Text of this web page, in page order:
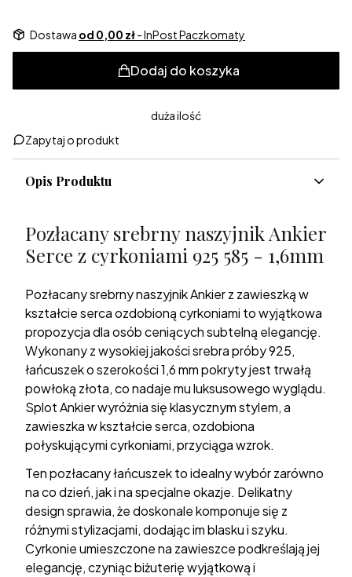
Dostawa od 0,00 zł- InPost Paczkomaty
Dodaj do koszyka
duża ilość
Zapytaj o produkt
Opis Produktu
Pozłacany srebrny naszyjnik Ankier
Serce z cyrkoniami 925 585 - 1,6mm
Pozłacany srebrny naszyjnik Ankier z zawieszką w
kształcie serca ozdobioną cyrkoniami to wyjątkowa
propozycja dla osób ceniących subtelną elegancję.
Wykonany z wysokiej jakości srebra próby 925,
łańcuszek o szerokości 1,6 mm pokryty jest trwałą
powłoką złota, co nadaje mu luksusowego wyglądu.
Splot Ankier wyróżnia się klasycznym stylem, a
zawieszka w kształcie serca, ozdobiona
połyskującymi cyrkoniami, przyciąga wzrok.
Ten pozłacany łańcuszek to idealny wybór zarówno
na co dzień, jak i na specjalne okazje. Delikatny
design sprawia, że doskonale komponuje się z
różnymi stylizacjami, dodając im blasku i szyku.
Cyrkonie umieszczone na zawieszce podkreślają jej
elegancję, czyniąc biżuterię wyjątkową i